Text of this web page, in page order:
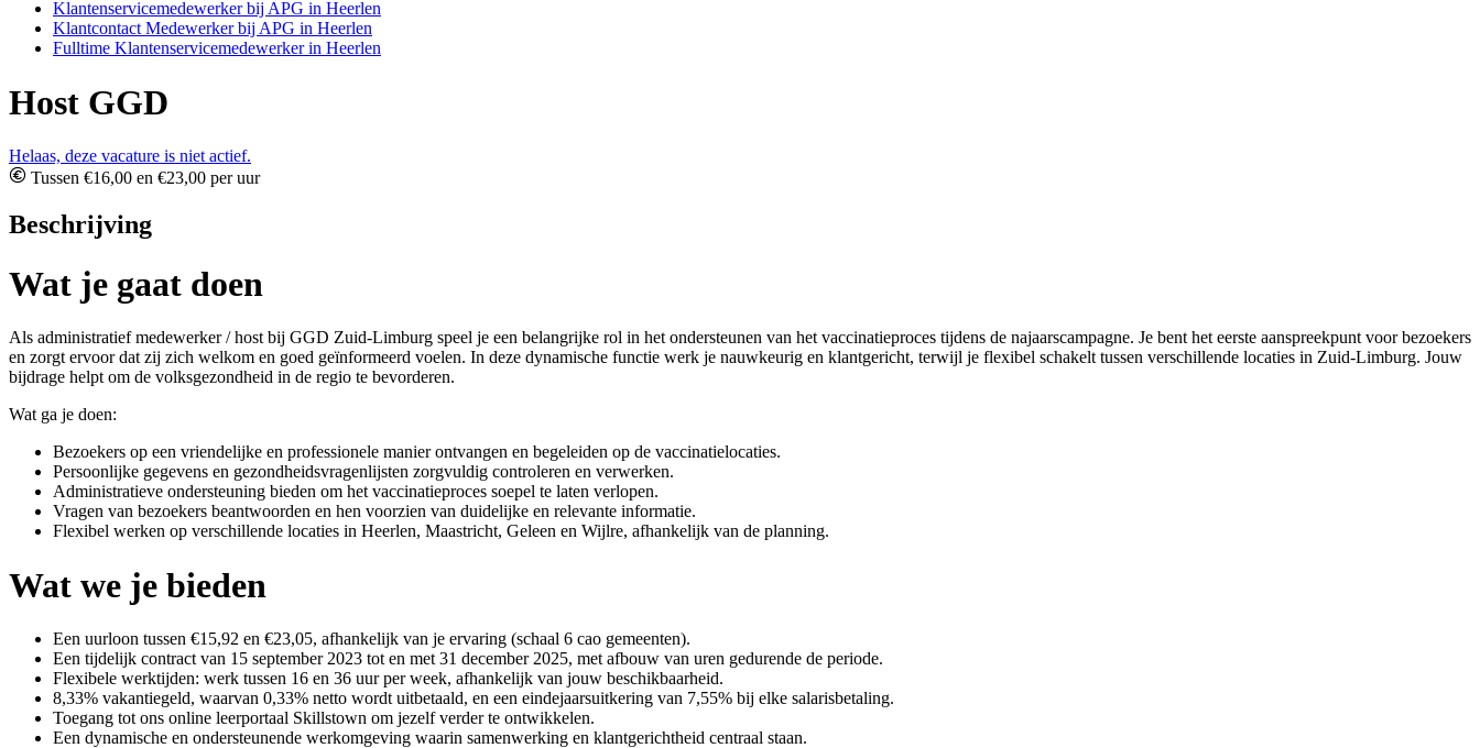
Klantenservicemedewerker bij APG in Heerlen
Klantcontact Medewerker bij APG in Heerlen
Fulltime Klantenservicemedewerker in Heerlen
Host GGD
Helaas, deze vacature is niet actief.
Tussen €16,00 en €23,00 per uur
Beschrijving
Wat je gaat doen
Als administratief medewerker / host bij GGD Zuid-Limburg speel je een belangrijke rol in het ondersteunen van het vaccinatieproces tijdens de najaarscampagne. Je bent het eerste aanspreekpunt voor bezoekers
en zorgt ervoor dat zij zich welkom en goed geïnformeerd voelen. In deze dynamische functie werk je nauwkeurig en klantgericht, terwijl je flexibel schakelt tussen verschillende locaties in Zuid-Limburg. Jouw
bijdrage helpt om de volksgezondheid in de regio te bevorderen.
Wat ga je doen:
Bezoekers op een vriendelijke en professionele manier ontvangen en begeleiden op de vaccinatielocaties.
Persoonlijke gegevens en gezondheidsvragenlijsten zorgvuldig controleren en verwerken.
Administratieve ondersteuning bieden om het vaccinatieproces soepel te laten verlopen.
Vragen van bezoekers beantwoorden en hen voorzien van duidelijke en relevante informatie.
Flexibel werken op verschillende locaties in Heerlen, Maastricht, Geleen en Wijlre, afhankelijk van de planning.
Wat we je bieden
Een uurloon tussen €15,92 en €23,05, afhankelijk van je ervaring (schaal 6 cao gemeenten).
Een tijdelijk contract van 15 september 2023 tot en met 31 december 2025, met afbouw van uren gedurende de periode.
Flexibele werktijden: werk tussen 16 en 36 uur per week, afhankelijk van jouw beschikbaarheid.
8,33% vakantiegeld, waarvan 0,33% netto wordt uitbetaald, en een eindejaarsuitkering van 7,55% bij elke salarisbetaling.
Toegang tot ons online leerportaal Skillstown om jezelf verder te ontwikkelen.
Een dynamische en ondersteunende werkomgeving waarin samenwerking en klantgerichtheid centraal staan.